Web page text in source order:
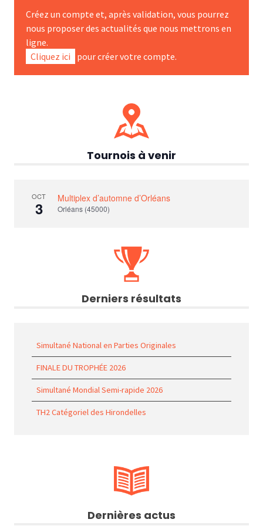
Créez un compte et, après validation, vous pourrez
nous proposer des actualités que nous mettrons en
ligne.
Cliquez ici
pour créer votre compte.
Tournois à venir
OCT
3
Multiplex d’automne d’Orléans
Orléans (45000)
Derniers résultats
Simultané National en Parties Originales
FINALE DU TROPHÉE 2026
Simultané Mondial Semi-rapide 2026
TH2 Catégoriel des Hirondelles
Dernières actus